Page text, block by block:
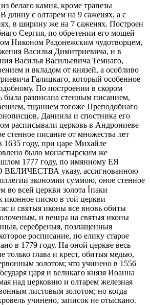
белаго камня, кроме трапезы
с олтарем на 9 саженях, а с
в ширину же на 7 саженях. Построен
Сергия, по обретении его мощей
Никоном Радонежским чудотворцем,
Василья Димитриевича, и в
Василья Васильевича Темнаго,
и вкладом от князей, а особливо
Галицкаго, который особенное
По построении в скором
была разписана стенным писанием,
тщанием тогоже Преподобнаго
Даниила и спостника его
расписывали церковь в Андрониеве
стенное писание от множества лет
1635 году, при царе Михайле
было монастырским же
1777 году, по имянному ЕЯ
указу, ассигнованною
экономии суммою, оное стенное
во всей церкви золота
паки
иконное писмо в той церкви
и святыя иконы все вновь обиты
и венцы на святыя иконы
серебреныя, позлащенныя
росписание, по елику старое
в 1779 году. На оной церкве весь
только глава и крест, обитыя медью,
золотом; что учинено в 1556
царя и великаго князя Иоанна
над церковию и олтарем железная
листовым золотом; но когда
учинено, записок не отыскано.